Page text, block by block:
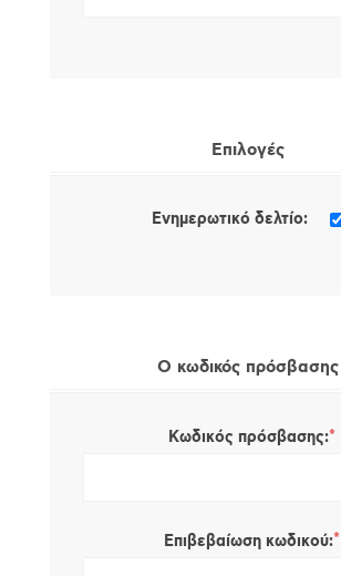
Επιλογές
Ενημερωτικό δελτίο:
Ο κωδικός πρόσβασης
Κωδικός πρόσβασης:*
Επιβεβαίωση κωδικού:*